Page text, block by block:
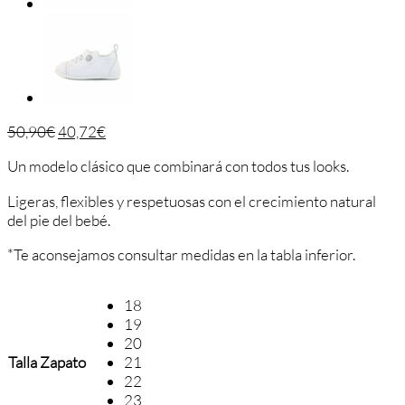
50,90€40,72€
Un modelo clásico que combinará con todos tus looks.
Ligeras, flexibles y respetuosas con el crecimiento natural
del pie del bebé.
*Te aconsejamos consultar medidas en la tabla inferior.
Talla Zapato
18
19
20
21
22
23